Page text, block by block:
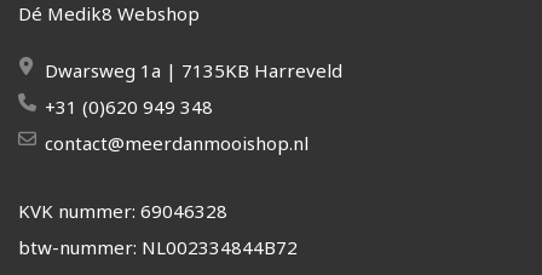
Dé Medik8 Webshop
Dwarsweg 1a | 7135KB Harreveld
+31 (0)620 949 348
contact@meerdanmooishop.nl
KVK nummer: 69046328
btw-nummer: NL002334844B72